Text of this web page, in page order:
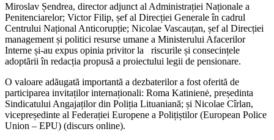
Miroslav Șendrea, director adjunct al Administrației Naționale a
Penitenciarelor; Victor Filip, șef al Direcției Generale în cadrul
Centrului Național Anticorupție; Nicolae Vascauțan, șef al Direcției
management și politici resurse umane a Ministerului Afacerilor
Interne și-au expus opinia privitor la riscurile și consecințele
adoptării în redacția propusă a proiectului legii de pensionare.
O valoare adăugată importantă a dezbaterilor a fost oferită de
participarea invitaților internaționali: Roma Katinienė, președinta
Sindicatului Angajaților din Poliția Lituaniană; și Nicolae Cîrlan,
vicepreședinte al Federației Europene a Polițiștilor (European Police
Union – EPU) (discurs online).